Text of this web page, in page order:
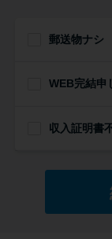
郵送物ナシ
WEB完結申
収入証明書